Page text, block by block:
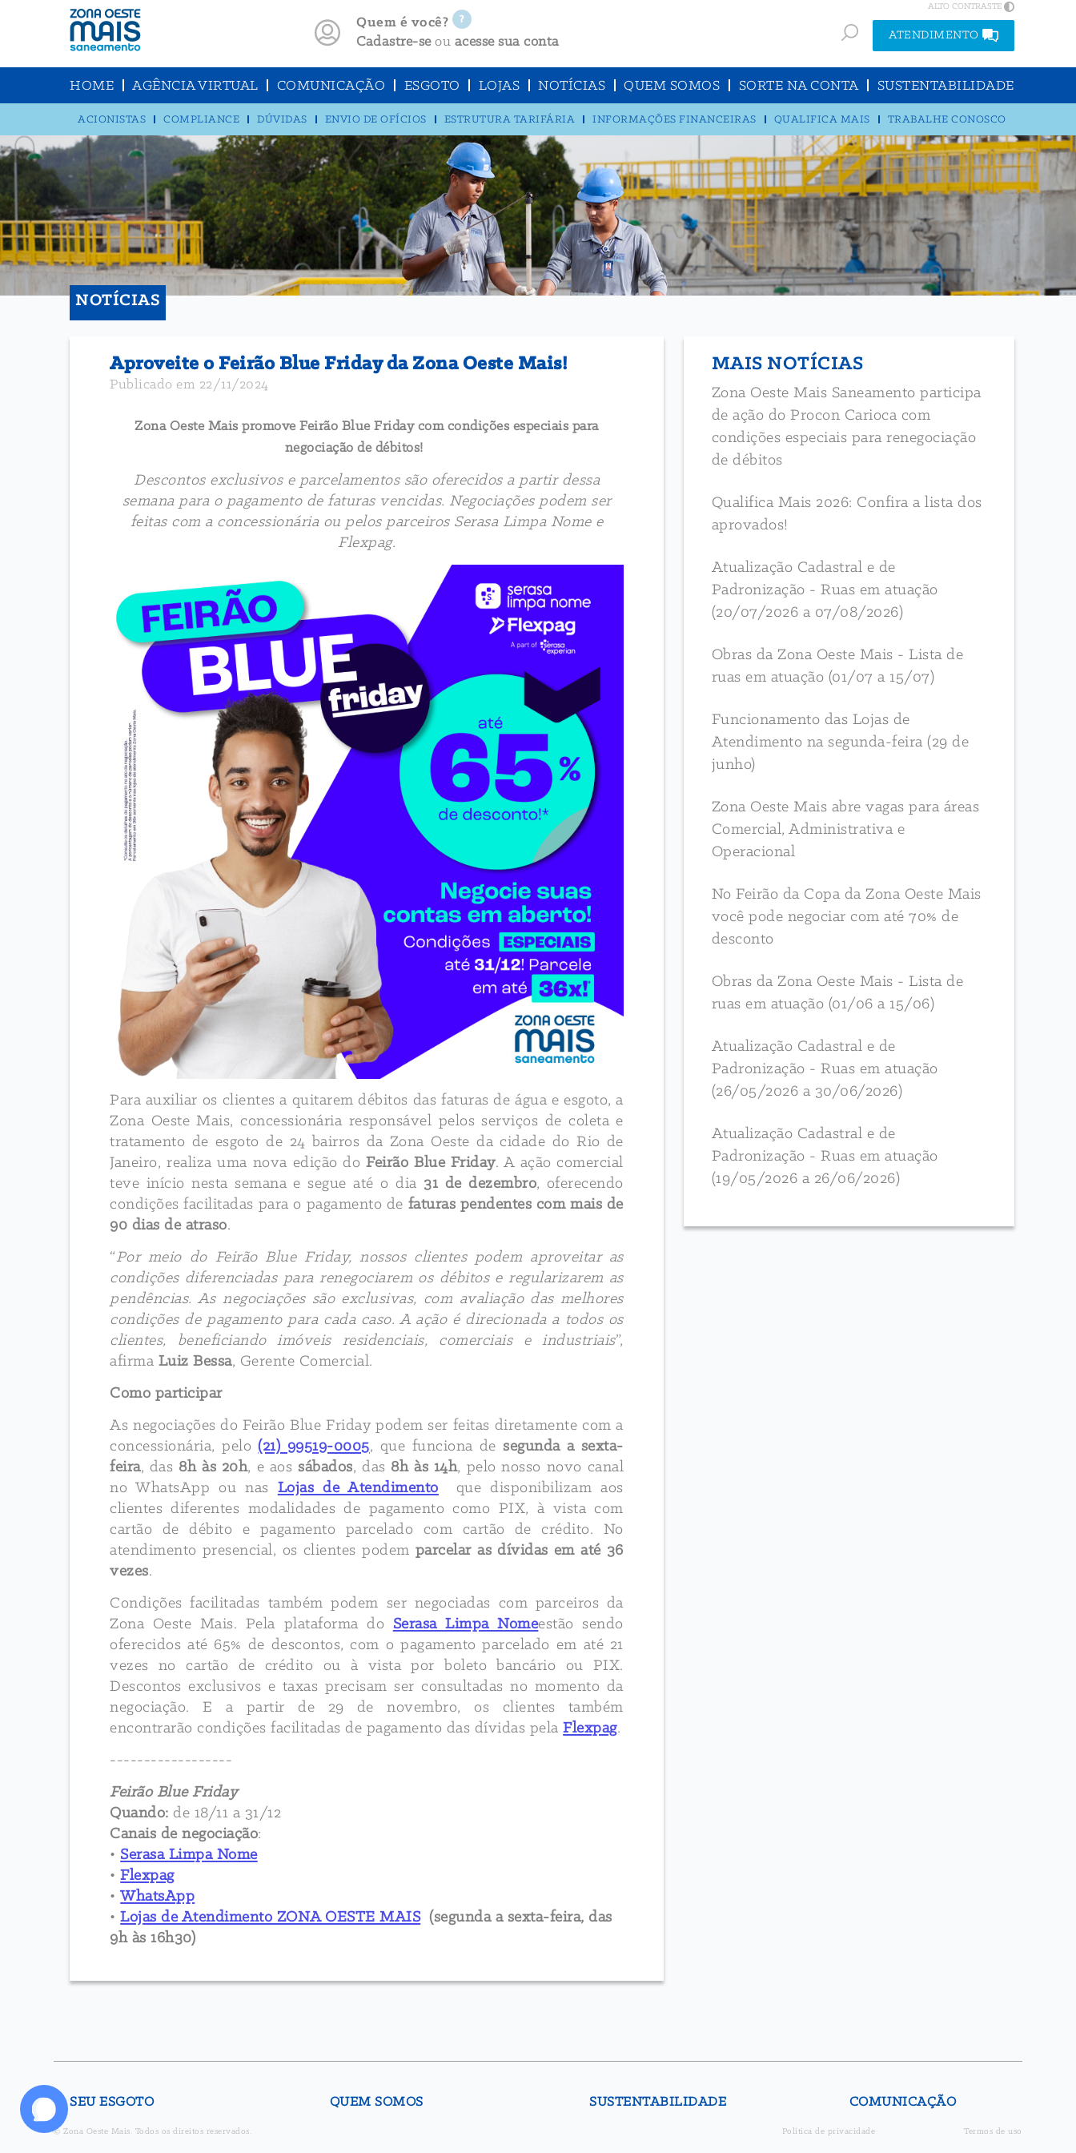
ALTO CONTRASTE
Quem é você?
Cadastre-seou acesse sua conta ATENDIMENTO
HOME AGÊNCIA VIRTUAL COMUNICAÇÃO ESGOTO LOJAS NOTÍCIAS QUEM SOMOS SORTE NA CONTA SUSTENTABILIDADE
ACIONISTAS COMPLIANCE DÚVIDAS ENVIO DE OFÍCIOS ESTRUTURA TARIFÁRIA INFORMAÇÕES FINANCEIRAS QUALIFICA MAIS TRABALHE CONOSCO
NOTÍCIAS
Aproveite o Feirão Blue Friday da Zona Oeste Mais!
Publicado em 22/11/2024
Zona Oeste Mais promove Feirão Blue Friday com condições especiais para
negociação de débitos!
Descontos exclusivos e parcelamentos são oferecidos a partir dessa
semana para o pagamento de faturas vencidas. Negociações podem ser
feitas com a concessionária ou pelos parceiros Serasa Limpa Nome e
Flexpag.
Para auxiliar os clientes a quitarem débitos das faturas de água e esgoto, a
Zona Oeste Mais, concessionária responsável pelos serviços de coleta e
tratamento de esgoto de 24 bairros da Zona Oeste da cidade do Rio de
Janeiro, realiza uma nova edição doFeirão Blue Friday. A ação comercial
teve início nesta semana e segue até o dia 31 de dezembro, oferecendo
condições facilitadas para o pagamento de faturas pendentes com mais de
90 dias de atraso.
“Por meio do Feirão Blue Friday, nossos clientes podem aproveitar as
condições diferenciadas para renegociarem os débitos e regularizarem as
pendências. As negociações são exclusivas, com avaliação das melhores
condições de pagamento para cada caso. A ação é direcionada a todos os
clientes, beneficiando imóveis residenciais, comerciais e industriais”,
afirma Luiz Bessa, Gerente Comercial.
Como participar
As negociações do Feirão Blue Friday podem ser feitas diretamente com a
concessionária, pelo(21) 99519-0005, que funciona de segunda a sexta-
feira, das 8h às 20h, e aos sábados, das 8h às 14h, pelo nosso novo canal
no WhatsApp ou nas Lojas de Atendimento
que disponibilizam aos
clientes diferentes modalidades de pagamento como PIX, à vista com
cartão de débito e pagamento parcelado com cartão de crédito. No
atendimento presencial, os clientes podem parcelar as dívidas em até 36
vezes.
Condições facilitadas também podem ser negociadas com parceiros da
Zona Oeste Mais. Pela plataforma do Serasa Limpa Nomeestão sendo
oferecidos até 65% de descontos, com o pagamento parcelado em até 21
vezes no cartão de crédito ou à vista por boleto bancário ou PIX.
Descontos exclusivos e taxas precisam ser consultadas no momento da
negociação. E a partir de 29 de novembro, os clientes também
encontrarão condições facilitadas de pagamento das dívidas pelaFlexpag.
------------------
Feirão Blue Friday
Quando: de 18/11 a 31/12
Canais de negociação:
• Serasa Limpa Nome
•Flexpag
•WhatsApp
•Lojas de Atendimento ZONA OESTE MAIS (segunda a sexta-feira, das
9h às 16h30)
MAIS NOTÍCIAS
Zona Oeste Mais Saneamento participa
de ação do Procon Carioca com
condições especiais para renegociação
de débitos
Qualifica Mais 2026: Confira a lista dos
aprovados!
Atualização Cadastral e de
Padronização - Ruas em atuação
(20/07/2026 a 07/08/2026)
Obras da Zona Oeste Mais - Lista de
ruas em atuação (01/07 a 15/07)
Funcionamento das Lojas de
Atendimento na segunda-feira (29 de
junho)
Zona Oeste Mais abre vagas para áreas
Comercial, Administrativa e
Operacional
No Feirão da Copa da Zona Oeste Mais
você pode negociar com até 70% de
desconto
Obras da Zona Oeste Mais - Lista de
ruas em atuação (01/06 a 15/06)
Atualização Cadastral e de
Padronização - Ruas em atuação
(26/05/2026 a 30/06/2026)
Atualização Cadastral e de
Padronização - Ruas em atuação
(19/05/2026 a 26/06/2026)
SEU ESGOTO QUEM SOMOS SUSTENTABILIDADE COMUNICAÇÃO
© Zona Oeste Mais. Todos os direitos reservados. Política de privacidade Termos de uso